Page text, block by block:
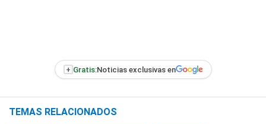
+ Gratis:Noticias exclusivas en
TEMAS RELACIONADOS